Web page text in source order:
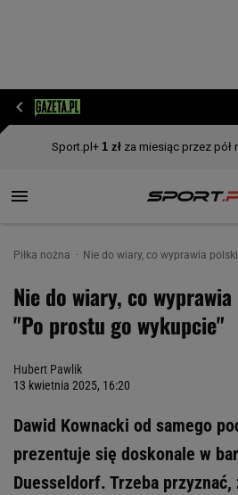
Piłka nożna Nie do wiary, co wyprawia
Nie do wiary, co
"Po prostu go wykupcie"
Hubert Pawlik
13 kwietnia 2025, 16:20
Dawid Kownacki od samego
prezentuje się doskonale w
Duesseldorf. Trzeba przyznać,